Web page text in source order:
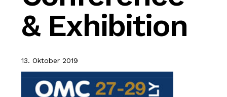
& Exhibition
13. Oktober 2019